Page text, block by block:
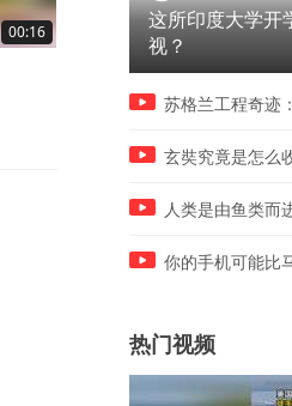
00:16 01:51
男儿有泪不轻弹，咬咬牙
生活还要继续！
这所印度大学开
视？
苏格兰工程奇迹
玄奘究竟是怎么
人类是由鱼类而
你的手机可能比
热门视频